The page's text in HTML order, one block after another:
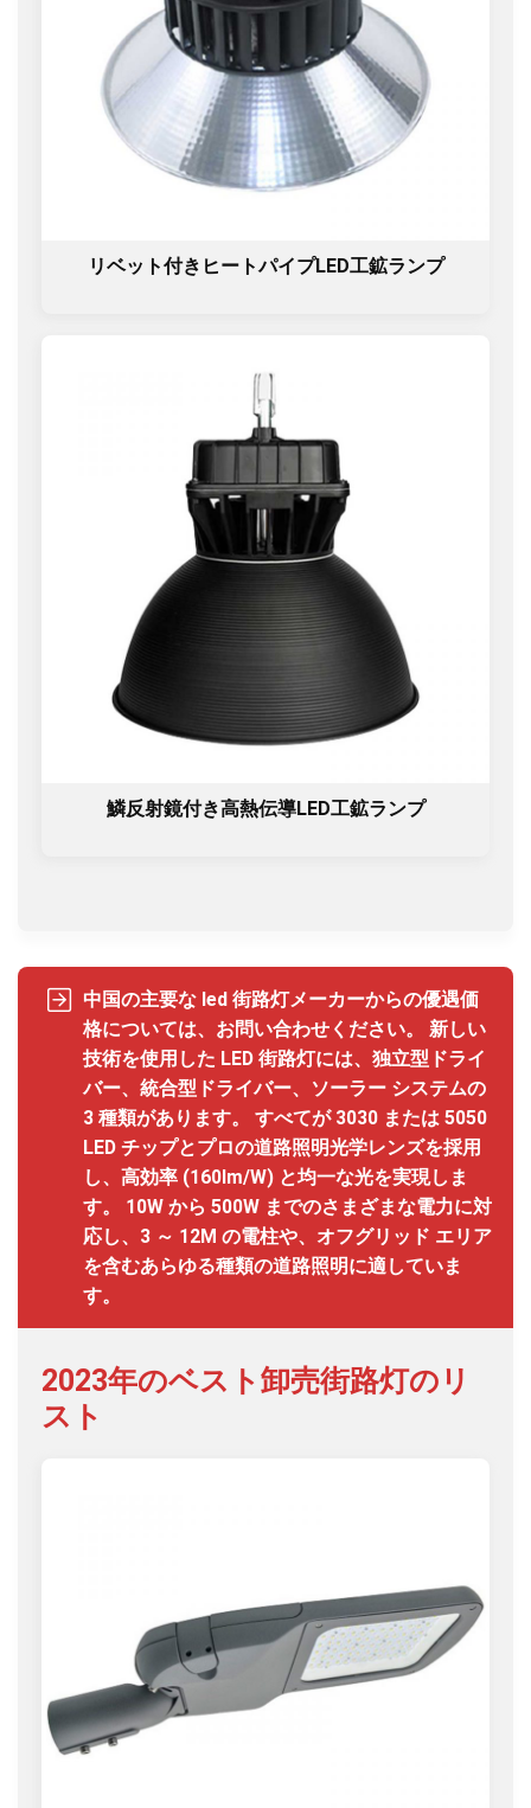
リベット付きヒートパイプLED工鉱ランプ
鱗反射鏡付き高熱伝導LED工鉱ランプ
中国の主要な led 街路灯メーカーからの優遇価
格については、お問い合わせください。 新しい
技術を使用した LED 街路灯には、独立型ドライ
バー、統合型ドライバー、ソーラー システムの
3 種類があります。 すべてが 3030 または 5050
LED チップとプロの道路照明光学レンズを採用
し、高効率 (160lm/W) と均一な光を実現しま
す。 10W から 500W までのさまざまな電力に対
応し、3 ～ 12M の電柱や、オフグリッド エリア
を含むあらゆる種類の道路照明に適していま
す。
2023年のベスト卸売街路灯のリ
スト